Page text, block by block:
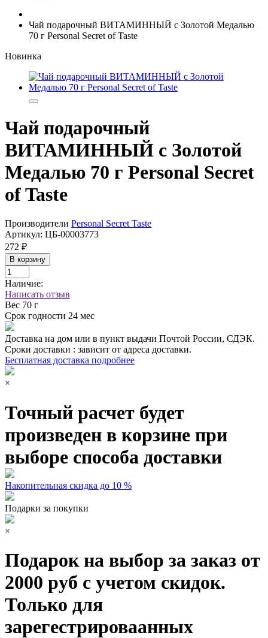
Чай подарочный ВИТАМИННЫЙ с Золотой Медалью
70 г Personal Secret of Taste
Новинка
Чай подарочный
ВИТАМИННЫЙ с Золотой
Медалью 70 г Personal Secret
of Taste
Производители Personal Secret Taste
Артикул: ЦБ-00003773
272 ₽
В корзину
Наличие:
Написать отзыв
Вес 70 г
Срок годности 24 мес
Доставка на дом или в пункт выдачи Почтой России, СДЭК.
Сроки доставки : зависит от адреса доставки.
Бесплатная доставка подробнее
×
Точный расчет будет
произведен в корзине при
выборе способа доставки
Накопительная скидка до 10 %
Подарки за покупки
×
Подарок на выбор за заказ от
2000 руб с учетом скидок.
Только для
зарегестрироваанных